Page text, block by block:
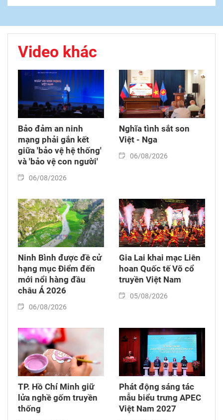
Video khác
Bảo đảm an ninh
mạng phải gắn kết
giữa 'bảo vệ hệ thống'
và 'bảo vệ con người'
06/08/2026
Nghĩa tình sắt son
Việt - Nga
06/08/2026
Ninh Bình được đề cử
hạng mục Điểm đến
mới nổi hàng đầu
châu Á 2026
06/08/2026
Gia Lai khai mạc Liên
hoan Quốc tế Võ cổ
truyền Việt Nam
05/08/2026
TP. Hồ Chí Minh giữ
lửa nghề gốm truyền
thống
Phát động sáng tác
mẫu biểu trưng APEC
Việt Nam 2027